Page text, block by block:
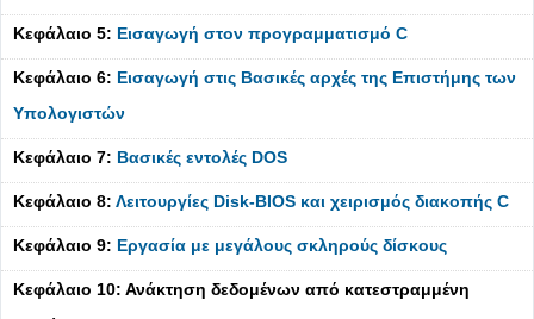
Κεφάλαιο 5: Εισαγωγή στον προγραμματισμό C
Κεφάλαιο 6: Εισαγωγή στις Βασικές αρχές της Επιστήμης των
Υπολογιστών
Κεφάλαιο 7: Βασικές εντολές DOS
Κεφάλαιο 8: Λειτουργίες Disk-BIOS και χειρισμός διακοπής C
Κεφάλαιο 9: Εργασία με μεγάλους σκληρούς δίσκους
Κεφάλαιο 10: Ανάκτηση δεδομένων από κατεστραμμένη